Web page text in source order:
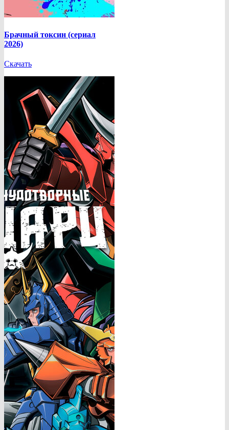
Брачный токсин (сериал
2026)
Скачать